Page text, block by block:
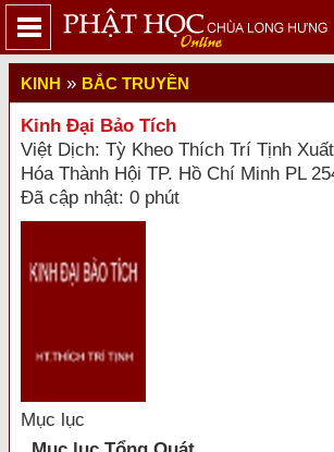
KINH » BẮC TRUYỀN
Kinh Đại Bảo Tích
Việt Dịch: Tỳ Kheo Thích Trí Tịnh
Hóa Thành Hội TP. Hồ Chí Minh PL
Đã cập nhật: 0 phút
Mục lục